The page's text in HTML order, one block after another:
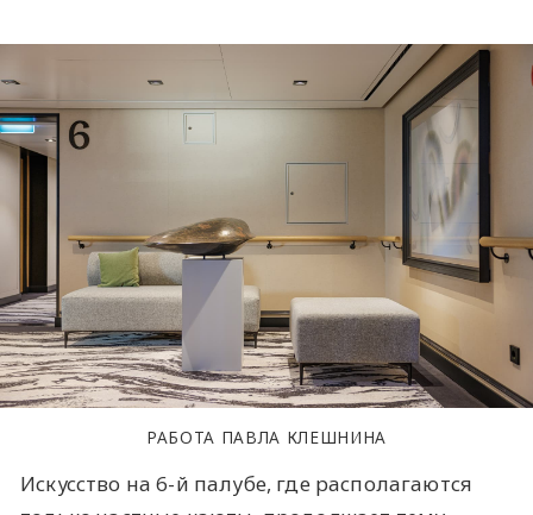
РАБОТА ПАВЛА КЛЕШНИНА
Искусство на 6-й палубе, где располагаются